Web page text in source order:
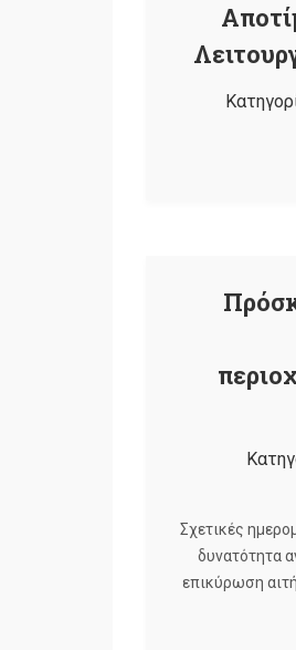
Σχετικές
δυνατότητα
επικύρωση